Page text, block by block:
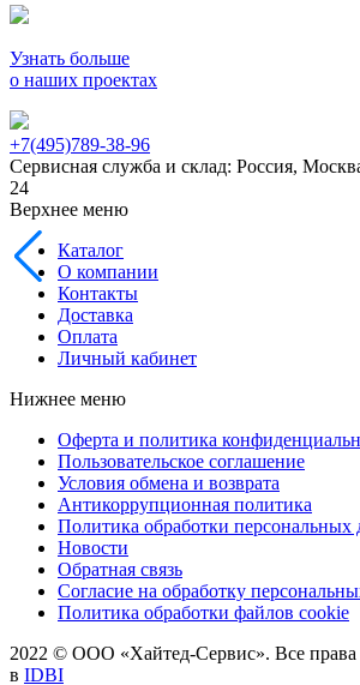
Узнать больше
о наших проектах
+7(495)789-38-96
Сервисная служба и склад: Россия,
24
Верхнее меню
Каталог
О компании
Контакты
Доставка
Оплата
Личный кабинет
Нижнее меню
Оферта и политика
Пользовательское соглашение
Условия обмена и возврата
Антикоррупционная политика
Политика обработки персональных
Новости
Обратная связь
Согласие на обработку
Политика обработки файлов cookie
2022 © ООО «Хайтед-Сервис». Все
в IDBI